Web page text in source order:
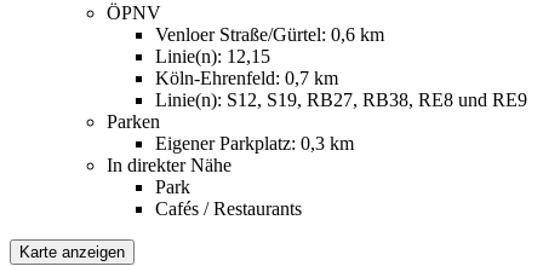
ÖPNV
Venloer Straße/Gürtel: 0,6 km
Linie(n): 12,15
Köln-Ehrenfeld: 0,7 km
Linie(n): S12, S19, RB27, RB38, RE8 und RE9
Parken
Eigener Parkplatz: 0,3 km
In direkter Nähe
Park
Cafés / Restaurants
Karte anzeigen